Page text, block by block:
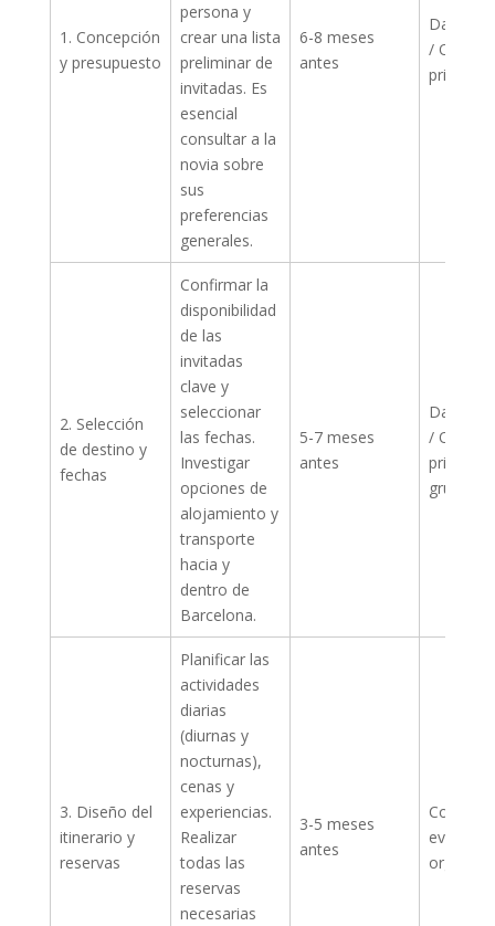
1. Concepción
y presupuesto
persona y
crear una lista
preliminar de
invitadas. Es
esencial
consultar a la
novia sobre
sus
preferencias
generales.
6-8 meses
antes
Dama
/
principal
2. Selección
de destino y
fechas
Confirmar la
disponibilidad
de las
invitadas
clave y
seleccionar
las fechas.
Investigar
opciones de
alojamiento y
transporte
hacia y
dentro de
Barcelona.
5-7 meses
antes
Dama
/
principal
grupo
3. Diseño del
itinerario y
reservas
Planificar las
actividades
diarias
(diurnas y
nocturnas),
cenas y
experiencias.
Realizar
todas las
reservas
necesarias
3-5 meses
antes
eventos